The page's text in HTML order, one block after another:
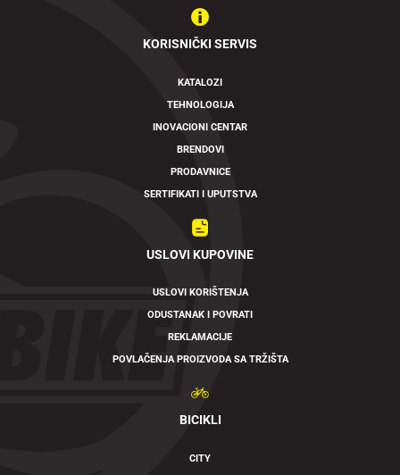
KORISNIČKI SERVIS
KATALOZI
TEHNOLOGIJA
INOVACIONI CENTAR
BRENDOVI
PRODAVNICE
SERTIFIKATI I UPUTSTVA
USLOVI KUPOVINE
USLOVI KORIŠTENJA
ODUSTANAK I POVRATI
REKLAMACIJE
POVLAČENJA PROIZVODA SA TRŽIŠTA
BICIKLI
CITY